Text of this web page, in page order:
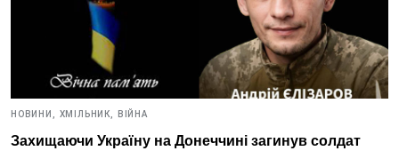
НОВИНИ, ХМІЛЬНИК, ВІЙНА
Захищаючи Україну на Донеччині загинув солдат